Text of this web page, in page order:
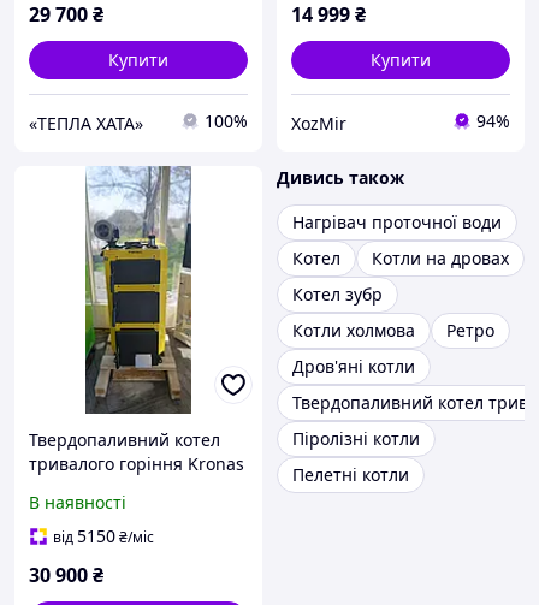
29 700₴
Купити
«ТЕПЛА ХАТА» 100%
14 999₴
Купити
ХоzMir 94%
Твердопаливний котел
тривалого горіння Kronas
В наявності
від5150₴/міс
30 900₴
Дивись також
Нагрівач проточної води
Котел
Котли на дровах
Котел зубр
Котли холмова
Ретро
Дров'яні котли
Твердопаливний котел
Піролізні котли
Пелетні котли